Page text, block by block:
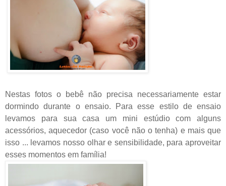
Nestas fotos o bebê não precisa necessariamente estar
dormindo durante o ensaio.
Para esse estilo de ensaio
levamos para sua casa um mini estúdio com alguns
acessórios, aquecedor (caso você não o tenha) e mais que
isso ... levamos nosso olhar e sensibilidade, para aproveitar
esses momentos em família!